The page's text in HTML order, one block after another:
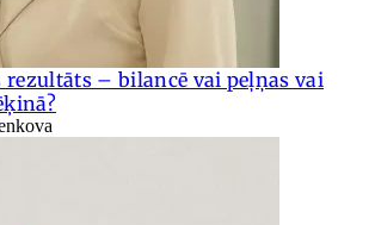
rezultāts – bilancē vai peļņas vai